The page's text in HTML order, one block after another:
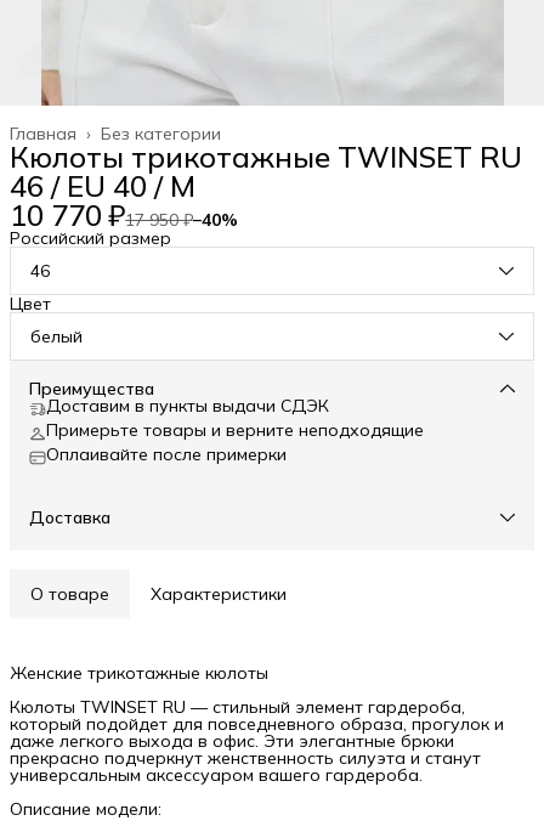
Без категории
Главная ›
Кюлоты трикотажные TWINSET RU
46 / EU 40 / M
10 770 ₽17 950 ₽−40%
Российский размер
46
Цвет
белый
Преимущества
Доставим в пункты выдачи СДЭК
Примерьте товары и верните неподходящие
Оплаивайте после примерки
Доставка
О товаре Характеристики
Женские трикотажные кюлоты
Кюлоты TWINSET RU — стильный элемент гардероба,
который подойдет для повседневного образа, прогулок и
даже легкого выхода в офис. Эти элегантные брюки
прекрасно подчеркнут женственность силуэта и станут
универсальным аксессуаром вашего гардероба.
Описание модели: